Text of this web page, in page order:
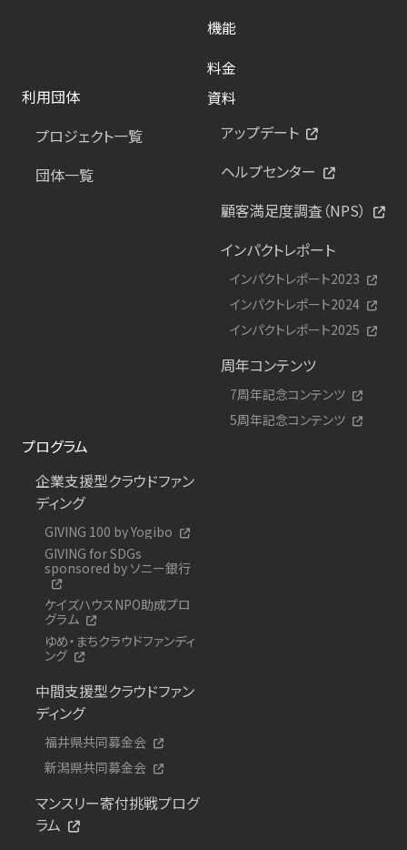
機能
料金
利用団体
プロジェクト一覧
団体一覧
資料
アップデート
ヘルプセンター
顧客満足度調査（NPS）
インパクトレポート
インパクトレポート2023
インパクトレポート2024
インパクトレポート2025
周年コンテンツ
7周年記念コンテンツ
5周年記念コンテンツ
プログラム
企業支援型クラウドファン
ディング
GIVING 100 by Yogibo
GIVING for SDGs
sponsored by ソニー銀行
ケイズハウスNPO助成プロ
グラム
ゆめ・まちクラウドファンディ
ング
中間支援型クラウドファン
ディング
福井県共同募金会
新潟県共同募金会
マンスリー寄付挑戦プログ
ラム